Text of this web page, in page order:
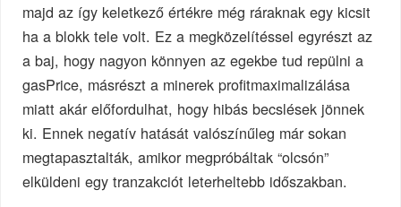
majd az így keletkező értékre még ráraknak egy kicsit
ha a blokk tele volt. Ez a megközelítéssel egyrészt az
a baj, hogy nagyon könnyen az egekbe tud repülni a
gasPrice, másrészt a minerek profitmaximalizálása
miatt akár előfordulhat, hogy hibás becslések jönnek
ki. Ennek negatív hatását valószínűleg már sokan
megtapasztalták, amikor megpróbáltak “olcsón”
elküldeni egy tranzakciót leterheltebb időszakban.